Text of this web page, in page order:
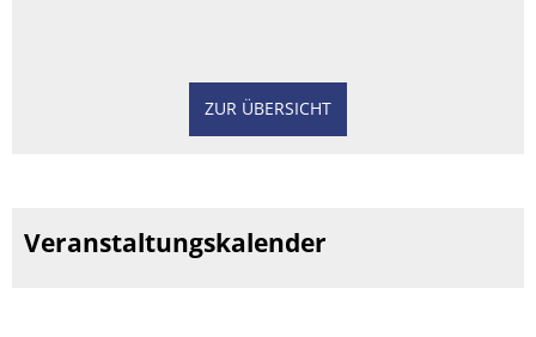
ZUR ÜBERSICHT
Veranstaltungskalender